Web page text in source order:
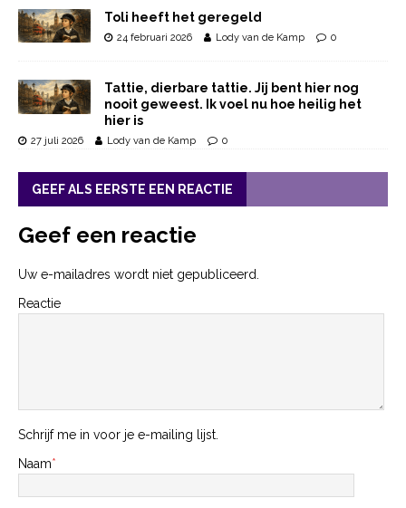
Toli heeft het geregeld
24 februari 2026 Lody van de Kamp 0
Tattie, dierbare tattie. Jij bent hier nog
nooit geweest. Ik voel nu hoe heilig het
hier is
27 juli 2026 Lody van de Kamp 0
GEEF ALS EERSTE EEN REACTIE
Geef een reactie
Uw e-mailadres wordt niet gepubliceerd.
Reactie
Schrijf me in voor je e-mailing lijst.
Naam*